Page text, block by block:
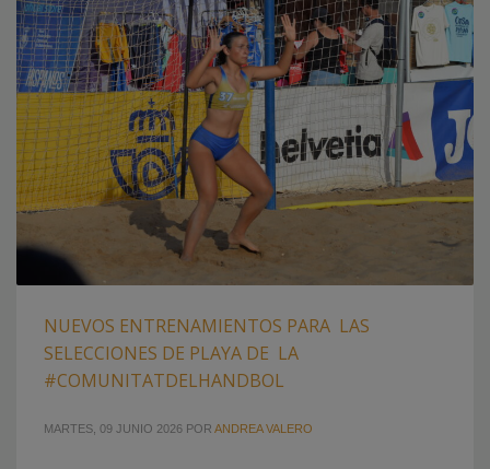
NUEVOS ENTRENAMIENTOS PARA LAS
SELECCIONES DE PLAYA DE LA
#COMUNITATDELHANDBOL
MARTES, 09 JUNIO 2026 POR ANDREA VALERO